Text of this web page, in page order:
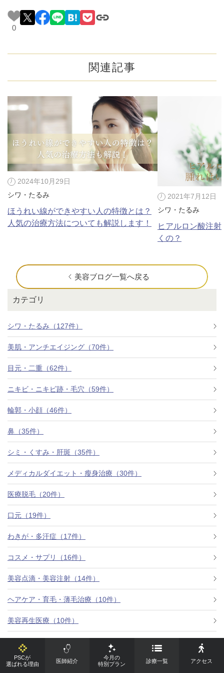
カテゴリ
シワ・たるみ（127件）
美肌・アンチエイジング（70件）
目元・二重（62件）
ニキビ・ニキビ跡・毛穴（59件）
輪郭・小顔（46件）
鼻（35件）
シミ・くすみ・肝斑（35件）
メディカルダイエット・瘦身治療（30件）
医療脱毛（20件）
口元（19件）
わきが・多汗症（17件）
コスメ・サプリ（16件）
美容点滴・美容注射（14件）
ヘアケア・育毛・薄毛治療（10件）
美容再生医療（10件）
女性器（7件）
0
関連記事
2024年10月29日
シワ・たるみ
ほうれい線ができやすい人の特徴とは？
人気の治療方法についても解説します！
2021年7月12日
シワ・たるみ
ヒアルロン酸注
くの？
美容ブログ一覧へ戻る
PSCが
選ばれる理由
医師紹介
今月の
特別プラン
診療一覧 アクセス